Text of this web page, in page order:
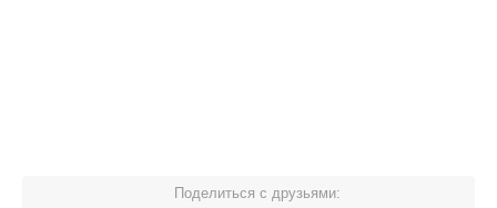
Поделиться с друзьями: